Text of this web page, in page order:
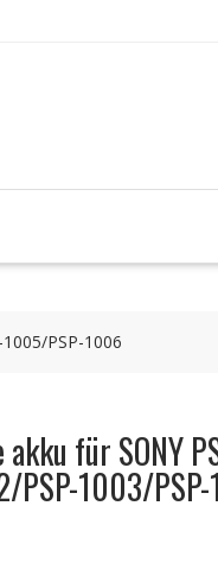
PSP-1006
akku für SONY
PSP-1003/